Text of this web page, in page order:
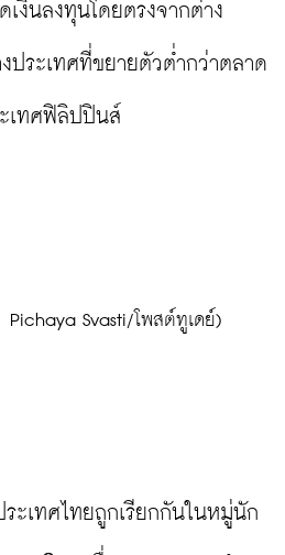
เงินลงทุนโดยตรงจากต่าง
ประเทศที่ขยายตัวต่ำกว่าตลาด
เทศฟิลิปปินส์
Svasti/โพสต์ทูเดย์)
ะเทศไทยถูกเรียกกันในหมู่นัก